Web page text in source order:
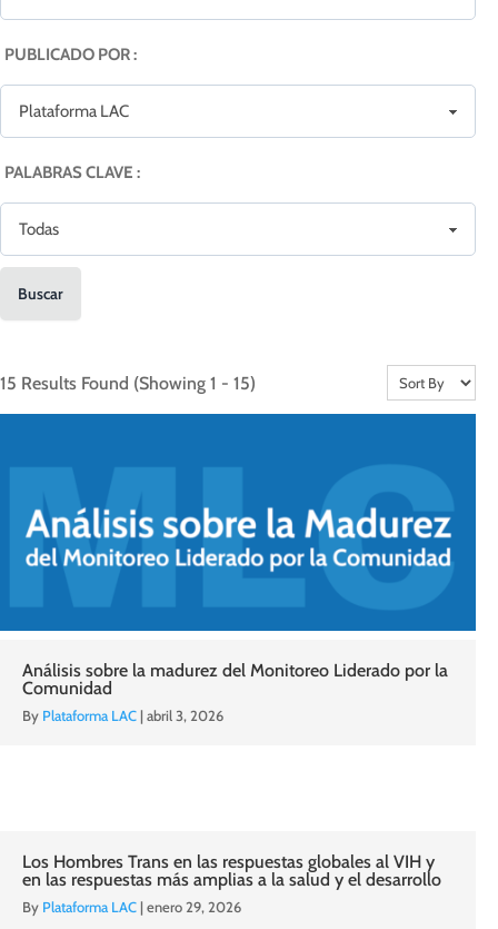
PUBLICADO POR :
PALABRAS CLAVE :
Buscar
15 Results Found (Showing 1 - 15)
Análisis sobre la madurez del Monitoreo Liderado por la
Comunidad
By Plataforma LAC| abril 3, 2026
Los Hombres Trans en las respuestas globales al VIH y
en las respuestas más amplias a la salud y el desarrollo
By Plataforma LAC| enero 29, 2026